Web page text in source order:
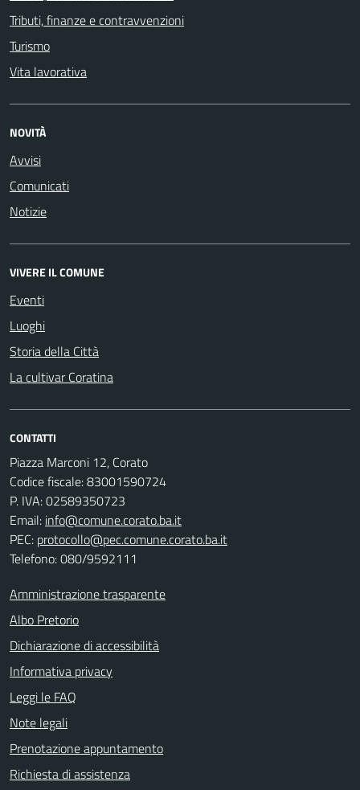
Tributi, finanze e contravvenzioni
Turismo
Vita lavorativa
NOVITÀ
Avvisi
Comunicati
Notizie
VIVERE IL COMUNE
Eventi
Luoghi
Storia della Città
La cultivar Coratina
CONTATTI
Piazza Marconi 12, Corato
Codice fiscale: 83001590724
P. IVA: 02589350723
Email: info@comune.corato.ba.it
PEC: protocollo@pec.comune.corato.ba.it
Telefono: 080/9592111
Amministrazione trasparente
Albo Pretorio
Dichiarazione di accessibilità
Informativa privacy
Leggi le FAQ
Note legali
Prenotazione appuntamento
Richiesta di assistenza